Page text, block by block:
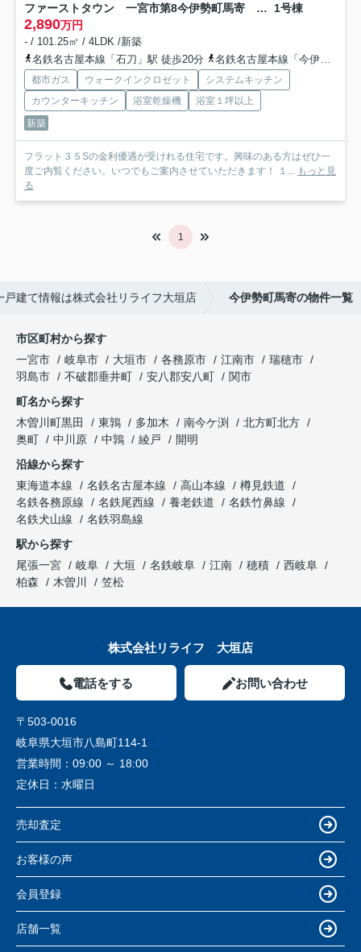
ファーストタウン 一宮市第8今伊勢町馬寄 全5区画分譲 1号棟
2,890万円
- / 101.25㎡ / 4LDK /新築
名鉄名古屋本線「石刀」駅 徒歩20分
名鉄名古屋本線「今伊勢」駅 徒歩26分
都市ガス ウォークインクロゼット
システムキッチン
カウンターキッチン
浴室乾燥機
浴室１坪以上
新築
フラット３５Sの金利優遇が受けれる住宅です。興味のある方はぜひ一
度ご内覧ください。いつでもご案内させていただきます！ １... もっと見
る
1
建て情報は株式会社リライフ大垣店 今伊勢町馬寄の物件一覧
市区町村から探す
一宮市
岐阜市 大垣市 各務原市 江南市
瑞穂市
羽島市
不破郡垂井町 安八郡安八町
関市
町名から探す
木曽川町黒田
東鶉 多加木 南今ケ渕
北方町北方
奥町
中川原 中鶉 綾戸
開明
沿線から探す
東海道本線
名鉄名古屋本線 高山本線
樽見鉄道
名鉄各務原線
名鉄尾西線 養老鉄道
名鉄竹鼻線
名鉄犬山線
名鉄羽島線
駅から探す
尾張一宮
岐阜 大垣 名鉄岐阜 江南 穂積
西岐阜
柏森
木曽川 笠松
株式会社リライフ 大垣店
電話をする お問い合わせ
〒503-0016
岐阜県大垣市八島町114-1
営業時間： 09:00 ～ 18:00
定休日： 水曜日
売却査定
お客様の声
会員登録
店舗一覧